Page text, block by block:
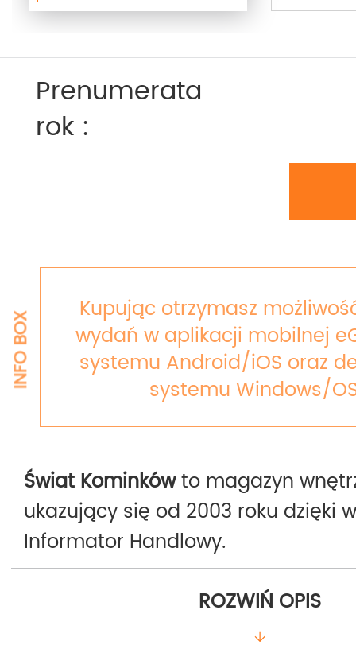
Prenumerata
rok :
INFO BOX
Kupując otrzymasz
wydań w aplikacji mobilnej
systemu Android/iOS oraz
systemu Windows/
Świat Kominkówto magazyn
ukazujący się od 2003 roku dzięki
Informator Handlowy.
Jest to jedyne pismo w Polsce w
poświęcone kominkom i piecom.
traktujący te urządzenia jako
ROZWIŃ OPIS